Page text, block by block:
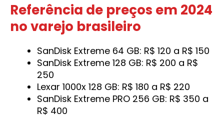
Referência de preços em 2024
no varejo brasileiro
SanDisk Extreme 64 GB: R$ 120 a R$ 150
SanDisk Extreme 128 GB: R$ 200 a R$
250
Lexar 1000x 128 GB: R$ 180 a R$ 220
SanDisk Extreme PRO 256 GB: R$ 350 a
R$ 400